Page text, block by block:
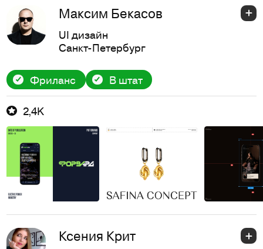
Максим Бекасов
UI дизайн
Санкт-Петербург
Фриланс В штат
2,4K
Ксения Крит